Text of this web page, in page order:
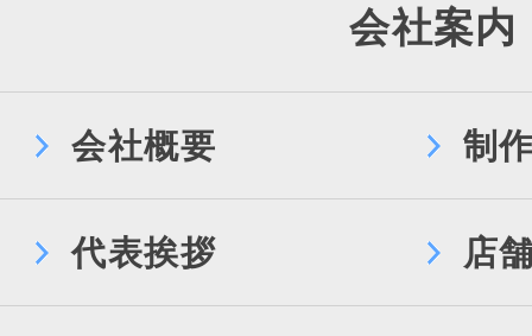
会社案内
会社概要 制
代表挨拶 店